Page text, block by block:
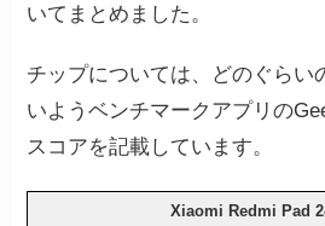
いてまとめました。
チップについては、どのぐらい
いようベンチマークアプリの
スコアを記載しています。
Xiaomi Redmi Pad 2